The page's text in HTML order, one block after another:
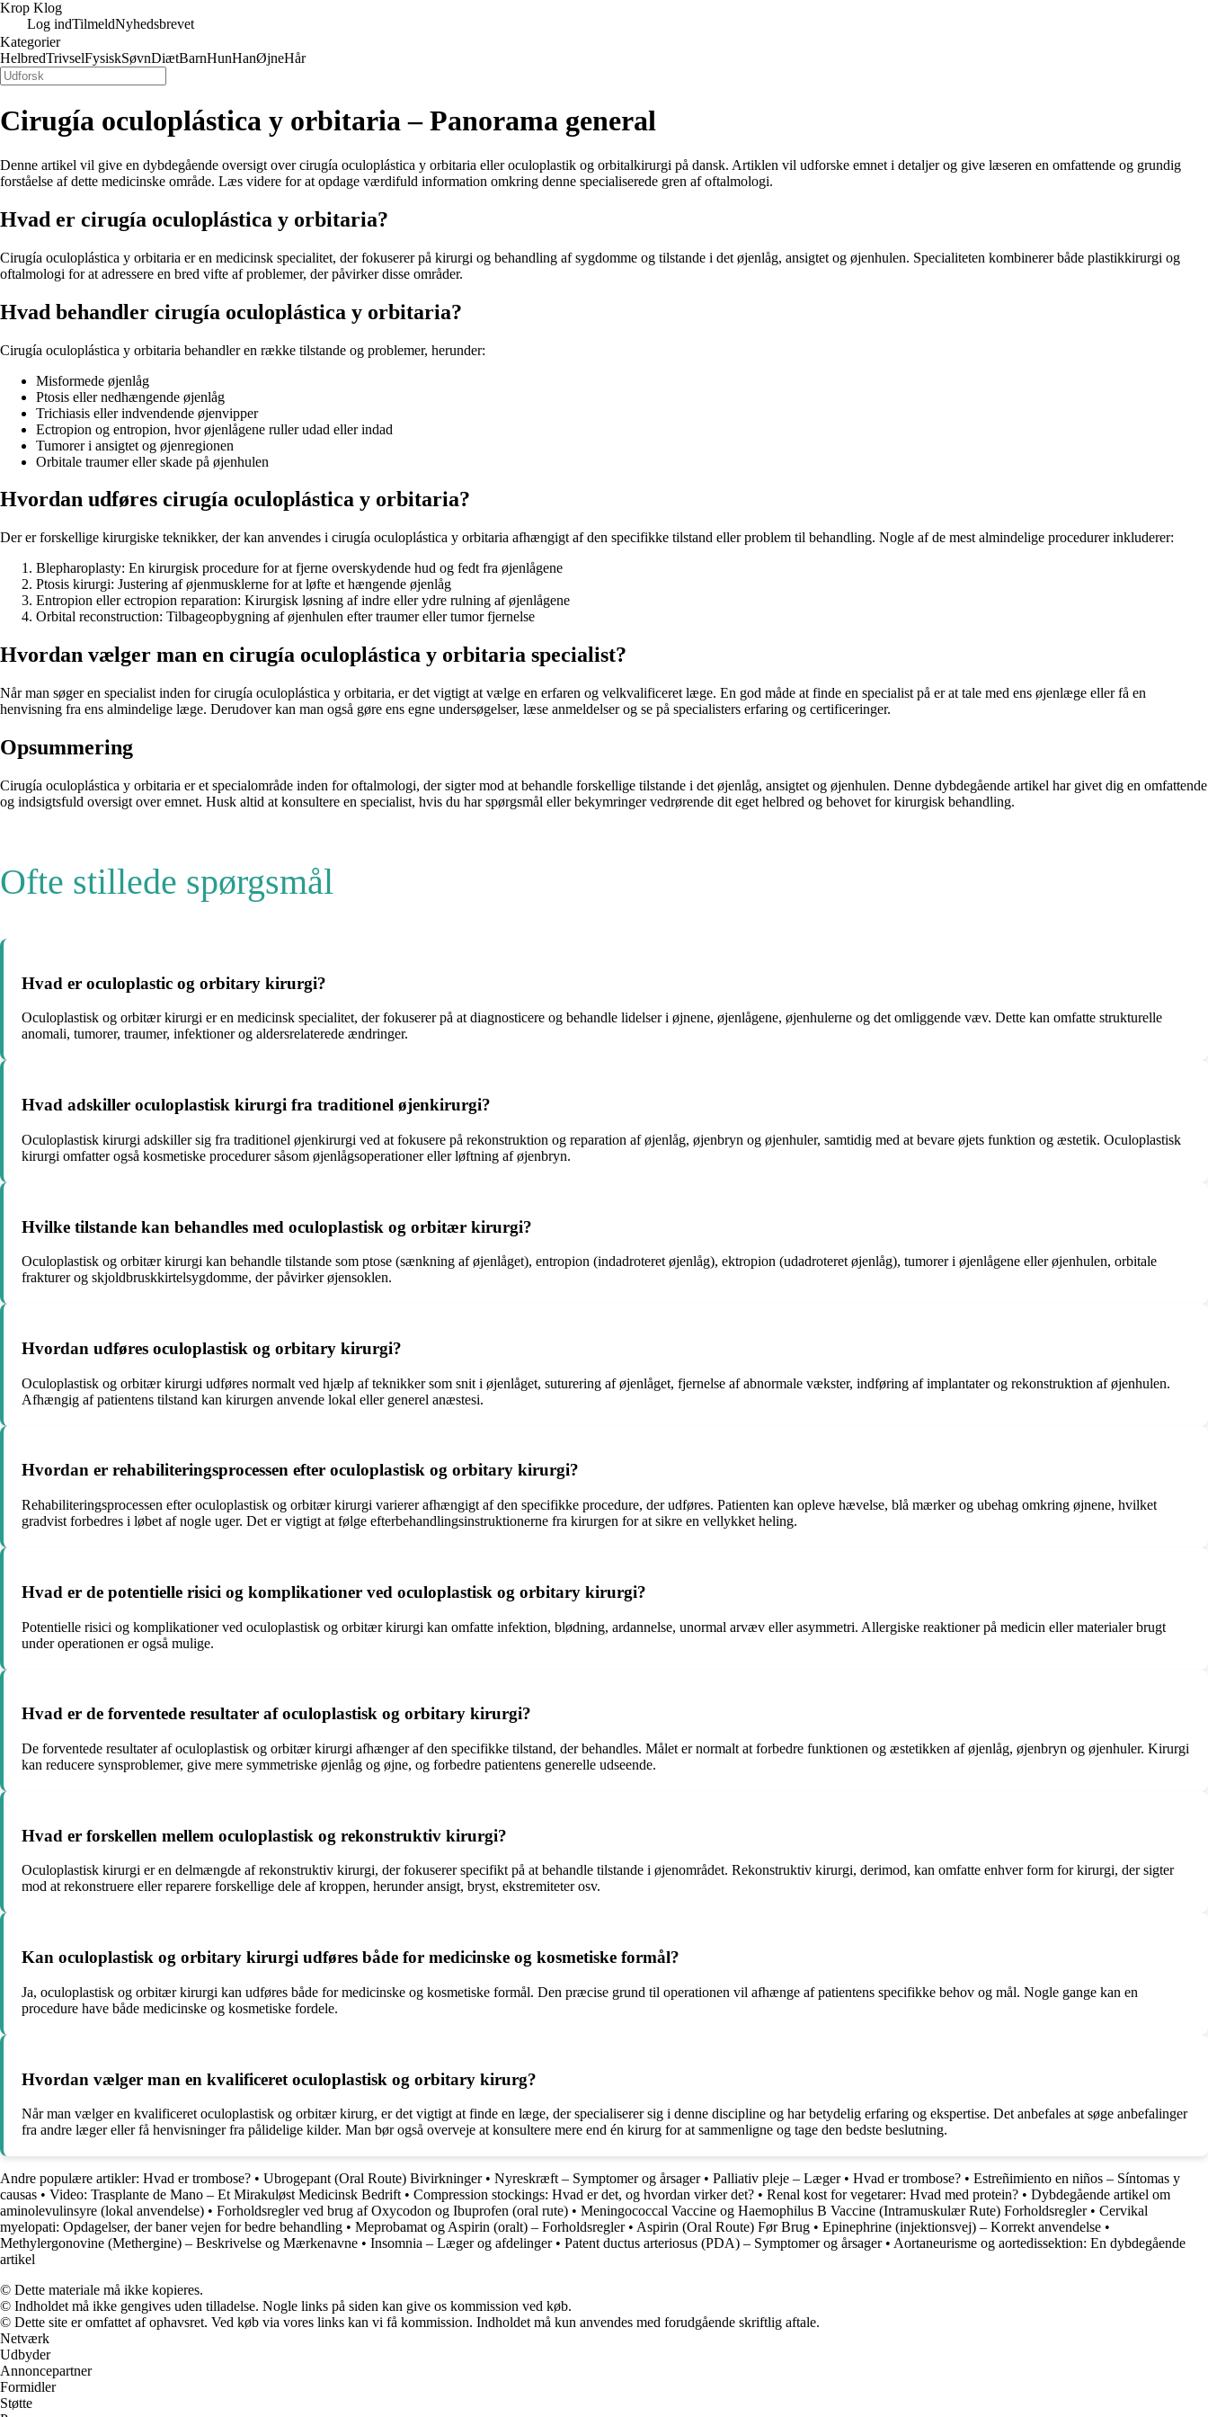
Krop Klog
Log indTilmeldNyhedsbrevet
Kategorier
HelbredTrivselFysiskSøvnDiætBarnHunHanØjneHår
Cirugía oculoplástica y orbitaria – Panorama general
Denne artikel vil give en dybdegående oversigt over cirugía oculoplástica y orbitaria eller oculoplastik og orbitalkirurgi på dansk. Artiklen vil udforske emnet i detaljer og give læseren en omfattende og grundig
forståelse af dette medicinske område. Læs videre for at opdage værdifuld information omkring denne specialiserede gren af oftalmologi.
Hvad er cirugía oculoplástica y orbitaria?
Cirugía oculoplástica y orbitaria er en medicinsk specialitet, der fokuserer på kirurgi og behandling af sygdomme og tilstande i det øjenlåg, ansigtet og øjenhulen. Specialiteten kombinerer både plastikkirurgi og
oftalmologi for at adressere en bred vifte af problemer, der påvirker disse områder.
Hvad behandler cirugía oculoplástica y orbitaria?
Cirugía oculoplástica y orbitaria behandler en række tilstande og problemer, herunder:
Misformede øjenlåg
Ptosis eller nedhængende øjenlåg
Trichiasis eller indvendende øjenvipper
Ectropion og entropion, hvor øjenlågene ruller udad eller indad
Tumorer i ansigtet og øjenregionen
Orbitale traumer eller skade på øjenhulen
Hvordan udføres cirugía oculoplástica y orbitaria?
Der er forskellige kirurgiske teknikker, der kan anvendes i cirugía oculoplástica y orbitaria afhængigt af den specifikke tilstand eller problem til behandling. Nogle af de mest almindelige procedurer inkluderer:
Blepharoplasty: En kirurgisk procedure for at fjerne overskydende hud og fedt fra øjenlågene
Ptosis kirurgi: Justering af øjenmusklerne for at løfte et hængende øjenlåg
Entropion eller ectropion reparation: Kirurgisk løsning af indre eller ydre rulning af øjenlågene
Orbital reconstruction: Tilbageopbygning af øjenhulen efter traumer eller tumor fjernelse
Hvordan vælger man en cirugía oculoplástica y orbitaria specialist?
Når man søger en specialist inden for cirugía oculoplástica y orbitaria, er det vigtigt at vælge en erfaren og velkvalificeret læge. En god måde at finde en specialist på er at tale med ens øjenlæge eller få en
henvisning fra ens almindelige læge. Derudover kan man også gøre ens egne undersøgelser, læse anmeldelser og se på specialisters erfaring og certificeringer.
Opsummering
Cirugía oculoplástica y orbitaria er et specialområde inden for oftalmologi, der sigter mod at behandle forskellige tilstande i det øjenlåg, ansigtet og øjenhulen. Denne dybdegående artikel har givet dig en omfattende
og indsigtsfuld oversigt over emnet. Husk altid at konsultere en specialist, hvis du har spørgsmål eller bekymringer vedrørende dit eget helbred og behovet for kirurgisk behandling.
Ofte stillede spørgsmål
Hvad er oculoplastic og orbitary kirurgi?
Oculoplastisk og orbitær kirurgi er en medicinsk specialitet, der fokuserer på at diagnosticere og behandle lidelser i øjnene, øjenlågene, øjenhulerne og det omliggende væv. Dette kan omfatte strukturelle
anomali, tumorer, traumer, infektioner og aldersrelaterede ændringer.
Hvad adskiller oculoplastisk kirurgi fra traditionel øjenkirurgi?
Oculoplastisk kirurgi adskiller sig fra traditionel øjenkirurgi ved at fokusere på rekonstruktion og reparation af øjenlåg, øjenbryn og øjenhuler, samtidig med at bevare øjets funktion og æstetik. Oculoplastisk
kirurgi omfatter også kosmetiske procedurer såsom øjenlågsoperationer eller løftning af øjenbryn.
Hvilke tilstande kan behandles med oculoplastisk og orbitær kirurgi?
Oculoplastisk og orbitær kirurgi kan behandle tilstande som ptose (sænkning af øjenlåget), entropion (indadroteret øjenlåg), ektropion (udadroteret øjenlåg), tumorer i øjenlågene eller øjenhulen, orbitale
frakturer og skjoldbruskkirtelsygdomme, der påvirker øjensoklen.
Hvordan udføres oculoplastisk og orbitary kirurgi?
Oculoplastisk og orbitær kirurgi udføres normalt ved hjælp af teknikker som snit i øjenlåget, suturering af øjenlåget, fjernelse af abnormale vækster, indføring af implantater og rekonstruktion af øjenhulen.
Afhængig af patientens tilstand kan kirurgen anvende lokal eller generel anæstesi.
Hvordan er rehabiliteringsprocessen efter oculoplastisk og orbitary kirurgi?
Rehabiliteringsprocessen efter oculoplastisk og orbitær kirurgi varierer afhængigt af den specifikke procedure, der udføres. Patienten kan opleve hævelse, blå mærker og ubehag omkring øjnene, hvilket
gradvist forbedres i løbet af nogle uger. Det er vigtigt at følge efterbehandlingsinstruktionerne fra kirurgen for at sikre en vellykket heling.
Hvad er de potentielle risici og komplikationer ved oculoplastisk og orbitary kirurgi?
Potentielle risici og komplikationer ved oculoplastisk og orbitær kirurgi kan omfatte infektion, blødning, ardannelse, unormal arvæv eller asymmetri. Allergiske reaktioner på medicin eller materialer brugt
under operationen er også mulige.
Hvad er de forventede resultater af oculoplastisk og orbitary kirurgi?
De forventede resultater af oculoplastisk og orbitær kirurgi afhænger af den specifikke tilstand, der behandles. Målet er normalt at forbedre funktionen og æstetikken af øjenlåg, øjenbryn og øjenhuler. Kirurgi
kan reducere synsproblemer, give mere symmetriske øjenlåg og øjne, og forbedre patientens generelle udseende.
Hvad er forskellen mellem oculoplastisk og rekonstruktiv kirurgi?
Oculoplastisk kirurgi er en delmængde af rekonstruktiv kirurgi, der fokuserer specifikt på at behandle tilstande i øjenområdet. Rekonstruktiv kirurgi, derimod, kan omfatte enhver form for kirurgi, der sigter
mod at rekonstruere eller reparere forskellige dele af kroppen, herunder ansigt, bryst, ekstremiteter osv.
Kan oculoplastisk og orbitary kirurgi udføres både for medicinske og kosmetiske formål?
Ja, oculoplastisk og orbitær kirurgi kan udføres både for medicinske og kosmetiske formål. Den præcise grund til operationen vil afhænge af patientens specifikke behov og mål. Nogle gange kan en
procedure have både medicinske og kosmetiske fordele.
Hvordan vælger man en kvalificeret oculoplastisk og orbitary kirurg?
Når man vælger en kvalificeret oculoplastisk og orbitær kirurg, er det vigtigt at finde en læge, der specialiserer sig i denne discipline og har betydelig erfaring og ekspertise. Det anbefales at søge anbefalinger
fra andre læger eller få henvisninger fra pålidelige kilder. Man bør også overveje at konsultere mere end én kirurg for at sammenligne og tage den bedste beslutning.
Andre populære artikler: Hvad er trombose? • Ubrogepant (Oral Route) Bivirkninger• Nyreskræft – Symptomer og årsager• Palliativ pleje – Læger• Hvad er trombose? • Estreñimiento en niños – Síntomas y
causas • Video: Trasplante de Mano – Et Mirakuløst Medicinsk Bedrift • Compression stockings: Hvad er det, og hvordan virker det? • Renal kost for vegetarer: Hvad med protein? • Dybdegående artikel om
aminolevulinsyre (lokal anvendelse) • Forholdsregler ved brug af Oxycodon og Ibuprofen (oral rute) • Meningococcal Vaccine og Haemophilus B Vaccine (Intramuskulær Rute) Forholdsregler• Cervikal
myelopati: Opdagelser, der baner vejen for bedre behandling • Meprobamat og Aspirin (oralt) – Forholdsregler• Aspirin (Oral Route) Før Brug • Epinephrine (injektionsvej) – Korrekt anvendelse •
Methylergonovine (Methergine) – Beskrivelse og Mærkenavne • Insomnia – Læger og afdelinger• Patent ductus arteriosus (PDA) – Symptomer og årsager• Aortaneurisme og aortedissektion: En dybdegående
artikel
© Dette materiale må ikke kopieres.
© Indholdet må ikke gengives uden tilladelse. Nogle links på siden kan give os kommission ved køb.
© Dette site er omfattet af ophavsret. Ved køb via vores links kan vi få kommission. Indholdet må kun anvendes med forudgående skriftlig aftale.
Netværk
Udbyder
Annoncepartner
Formidler
Støtte